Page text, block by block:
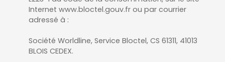
Internet www.bloctel.gouv.fr ou par courrier
adressé à :
Société Worldline, Service Bloctel, CS 61311, 41013
BLOIS CEDEX.